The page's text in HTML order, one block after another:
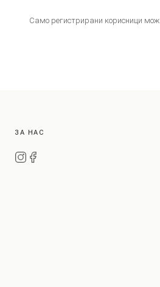
Само регистрирани корисници
ЗА НАС